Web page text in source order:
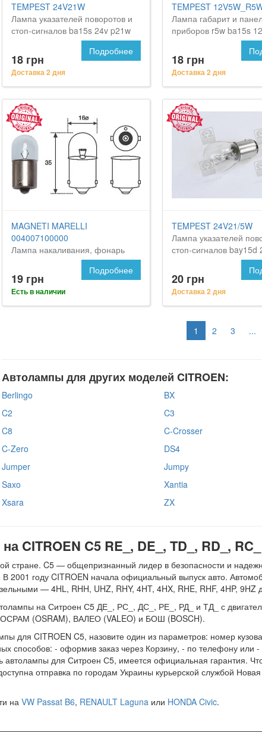
TEMPEST 24V21W
Лампа указателей поворотов и
стоп-сигналов ba15s 24v p21w
<tempest> на Ситроен С5
18 грн
Доставка 2 дня
Подробнее
TEMPEST
Лампа габарит и
приборов r5w ba15s
<tempest> на
18 грн
Доставка 2 дня
MAGNETI MARELLI
004007100000
Лампа накаливания, фонарь
освещения номерного знака на
CITROEN C5
19 грн
Есть в наличии
Подробнее
TEMPEST 24V21/5W
Лампа указателей
стоп-сигналов bay15d
p21/5w <tempest> на
С5
20 грн
Доставка 2 дня
1 2 3 ...
Автолампы для других моделей CITROEN:
Berlingo BX
C2
C3
C8
C-Crosser
C-Zero
DS4
Jumper
Jumpy
Saxo
Xantia
Xsara
ZX
CITROEN C5 RE_, DE_, TD_, RD_,
стране. C5 — общепризнанный лидер в безопасности и
2001 году CITROEN начала официальный выпуск авто.
— 4HL, RHH, UHZ, RHY, 4HT, 4HX, RHE, RHF, 4HP, 9HZ
на Ситроен С5 ДЕ_, РС_, ДС_, РЕ_, РД_ и ТД_ с
ОСРАМ (OSRAM), ВАЛЕО (VALEO) и БОШ (BOSCH).
для CITROEN C5, назовите один из параметров: номер
способов: - оформив заказ через Корзину, - по телефону или -
автолампы для Ситроен С5, имеется официальная гарантия.
отправка по городам Украины курьерской службой
на VW Passat B6, RENAULT Laguna или HONDA Civic.